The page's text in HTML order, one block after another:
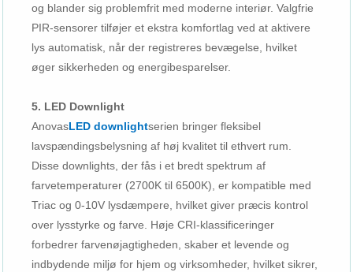
og blander sig problemfrit med moderne interiør. Valgfrie
PIR-sensorer tilføjer et ekstra komfortlag ved at aktivere
lys automatisk, når der registreres bevægelse, hvilket
øger sikkerheden og energibesparelser.
5. LED Downlight
AnovasLED downlightserien bringer fleksibel
lavspændingsbelysning af høj kvalitet til ethvert rum.
Disse downlights, der fås i et bredt spektrum af
farvetemperaturer (2700K til 6500K), er kompatible med
Triac og 0-10V lysdæmpere, hvilket giver præcis kontrol
over lysstyrke og farve. Høje CRI-klassificeringer
forbedrer farvenøjagtigheden, skaber et levende og
indbydende miljø for hjem og virksomheder, hvilket sikrer,